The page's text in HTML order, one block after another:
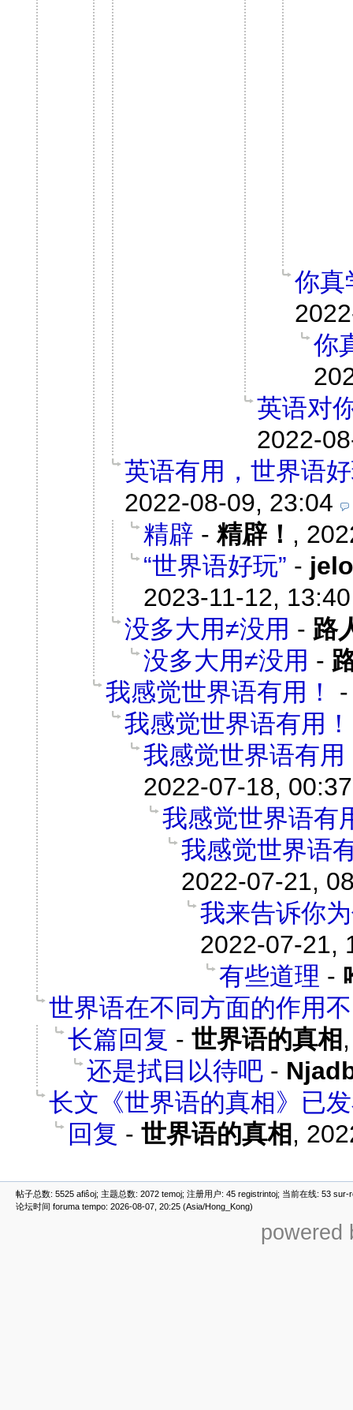
你真
你
英语对
2022-
英语有用，世界语
2022-08-09, 23:04
精辟 - 精辟！ ,
“世界语好玩” -
2023-11-12, 13:40
没多大用≠没用 - 路
没多大用≠没用 -
我感觉世界语有用！
我感觉世界语有用！
我感觉世界语有用
2022-07-18, 00:37
我感觉世界语有
我感觉世界语
2022-07-21,
我来告诉你
2022-07-21,
有些道理 -
世界语在不同方面的作用
长篇回复 - 世界语的真相
还是拭目以待吧 -
长文《世界语的真相》已
回复 - 世界语的真相 ,
帖子总数: 5525 afiŝoj; 主题总数: 2072 temoj; 注册用户: 45 registrintoj; 当前在线: 53
论坛时间 foruma tempo: 2026-08-07, 20:25 (Asia/Hong_Kong)
powered